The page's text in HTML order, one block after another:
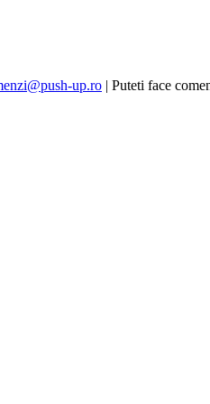
up.ro | Puteti face